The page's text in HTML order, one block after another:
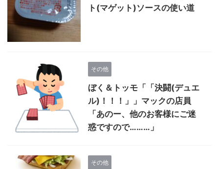
ト(マゲット)ソースの使い道
その他
ぼく＆トッモ「「決闘(デュエ
ル)！！！」」マックの店員
「あのー、他のお客様にご迷
惑ですので………」
その他